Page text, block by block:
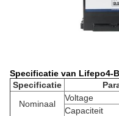
Specificatie van Lifepo4-
Specificatie
Nominaal
Voltage
Capaciteit